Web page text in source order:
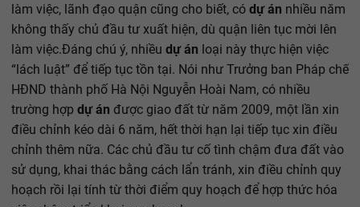
làm việc, lãnh đạo quận cũng cho biết, có dự án nhiều năm
không thấy chủ đầu tư xuất hiện, dù quận liên tục mời lên
làm việc.Đáng chú ý, nhiều dự án loại này thực hiện việc
“lách luật” để tiếp tục tồn tại. Nói như Trưởng ban Pháp chế
HĐND thành phố Hà Nội Nguyễn Hoài Nam, có nhiều
trường hợp dự án được giao đất từ năm 2009, một lần xin
điều chỉnh kéo dài 6 năm, hết thời hạn lại tiếp tục xin điều
chỉnh thêm nữa. Các chủ đầu tư cố tình chậm đưa đất vào
sử dụng, khai thác bằng cách lẩn tránh, xin điều chỉnh quy
hoạch rồi lại tính từ thời điểm quy hoạch để hợp thức hóa